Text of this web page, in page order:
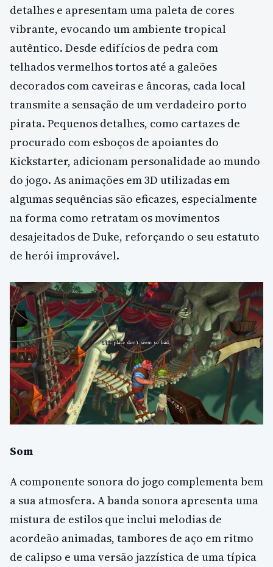
detalhes e apresentam uma paleta de cores
vibrante, evocando um ambiente tropical
autêntico. Desde edifícios de pedra com
telhados vermelhos tortos até a galeões
decorados com caveiras e âncoras, cada local
transmite a sensação de um verdadeiro porto
pirata. Pequenos detalhes, como cartazes de
procurado com esboços de apoiantes do
Kickstarter, adicionam personalidade ao mundo
do jogo. As animações em 3D utilizadas em
algumas sequências são eficazes, especialmente
na forma como retratam os movimentos
desajeitados de Duke, reforçando o seu estatuto
de herói improvável.
Som
A componente sonora do jogo complementa bem
a sua atmosfera. A banda sonora apresenta uma
mistura de estilos que inclui melodias de
acordeão animadas, tambores de aço em ritmo
de calipso e uma versão jazzística de uma típica